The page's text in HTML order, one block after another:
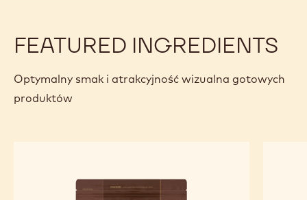
FEATURED INGREDIENTS
Optymalny smak i atrakcyjność wizualna gotowych
produktów